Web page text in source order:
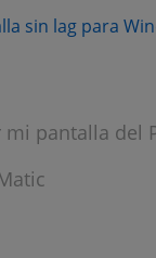
sin lag para
mi pantalla del